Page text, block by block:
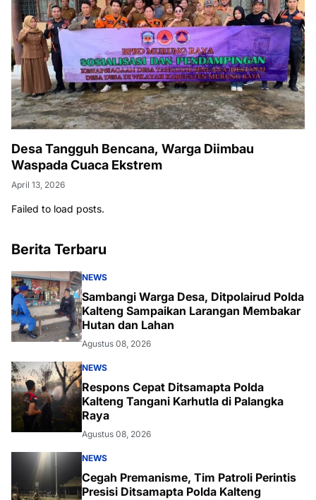
Desa Tangguh Bencana, Warga Diimbau
Waspada Cuaca Ekstrem
April 13, 2026
Failed to load posts.
Berita Terbaru
NEWS
Sambangi Warga Desa, Ditpolairud Polda
Kalteng Sampaikan Larangan Membakar
Hutan dan Lahan
Agustus 08, 2026
NEWS
Respons Cepat Ditsamapta Polda
Kalteng Tangani Karhutla di Palangka
Raya
Agustus 08, 2026
NEWS
Cegah Premanisme, Tim Patroli Perintis
Presisi Ditsamapta Polda Kalteng